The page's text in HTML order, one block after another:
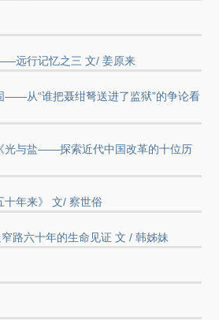
远行记忆之三 文/ 姜原来
——从“谁把聂绀弩送进了监狱”的争论看
与盐——探索近代中国改革的十位历
年来》 文/ 察世俗
路六十年的生命见证 文 / 韩姊妹